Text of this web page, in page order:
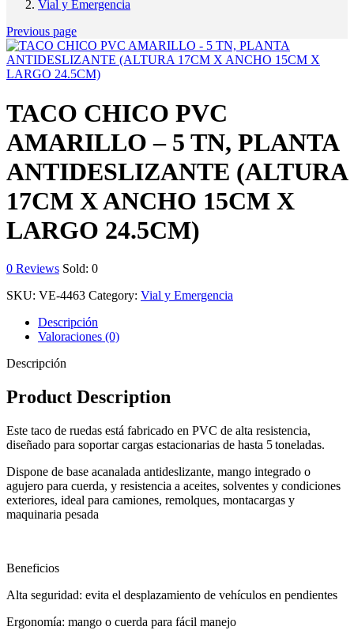
Vial y Emergencia
Previous page
TACO CHICO PVC
AMARILLO – 5 TN, PLANTA
ANTIDESLIZANTE (ALTURA
17CM X ANCHO 15CM X
LARGO 24.5CM)
0 Reviews Sold: 0
SKU: VE-4463 Category: Vial y Emergencia
Descripción
Valoraciones (0)
Descripción
Product Description
Este taco de ruedas está fabricado en PVC de alta resistencia,
diseñado para soportar cargas estacionarias de hasta 5 toneladas.
Dispone de base acanalada antideslizante, mango integrado o
agujero para cuerda, y resistencia a aceites, solventes y condiciones
exteriores, ideal para camiones, remolques, montacargas y
maquinaria pesada
Beneficios
Alta seguridad: evita el desplazamiento de vehículos en pendientes
Ergonomía: mango o cuerda para fácil manejo